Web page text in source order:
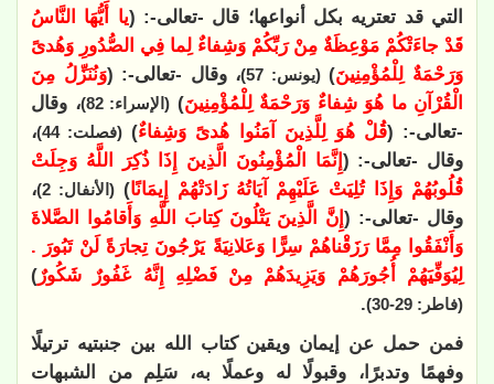
التي قد تعتريه بكل أنواعها؛ قال -تعالى-: (يا أَيُّهَا النَّاسُ
قَدْ جاءَتْكُمْ مَوْعِظَةٌ مِنْ رَبِّكُمْ وَشِفاءٌ لِما فِي الصُّدُورِ وَهُدىً
وَرَحْمَةٌ لِلْمُؤْمِنِينَ)(يونس: 57) ، وقال -تعالى-: (وَنُنَزِّلُ مِنَ
الْقُرْآنِ ما هُوَ شِفاءٌ وَرَحْمَةٌ لِلْمُؤْمِنِينَ) (الإسراء: 82)
، وقال
-تعالى-: (قُلْ هُوَ لِلَّذِينَ آمَنُوا هُدىً وَشِفاءٌ) (فصلت: 44)
،
وقال -تعالى-: (إِنَّمَا الْمُؤْمِنُونَ الَّذِينَ إِذَا ذُكِرَ اللَّهُ وَجِلَتْ
قُلُوبُهُمْ وَإِذَا تُلِيَتْ عَلَيْهِمْ آيَاتُهُ زَادَتْهُمْ إِيمَانًا)(الأنفال: 2)
،
وقال -تعالى-: (إِنَّ الَّذِينَ يَتْلُونَ كِتابَ اللَّهِ وَأَقامُوا الصَّلاةَ
وَأَنْفَقُوا مِمَّا رَزَقْناهُمْ سِرًّا وَعَلانِيَةً يَرْجُونَ تِجارَةً لَنْ تَبُورَ .
لِيُوَفِّيَهُمْ أُجُورَهُمْ وَيَزِيدَهُمْ مِنْ فَضْلِهِ إِنَّهُ غَفُورٌ شَكُورٌ)
(فاطر: 29-30)
.
فمن حمل عن إيمان ويقين كتاب الله بين جنبتيه ترتيلًا
وفهمًا وتدبرًا، وقبولًا له وعملًا به، سَلِم من الشبهات